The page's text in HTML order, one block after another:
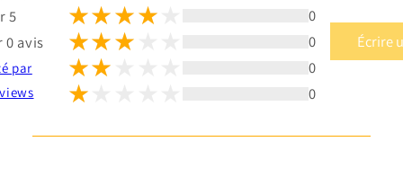
5
0 avis
par
0
0
0
0
Écrire